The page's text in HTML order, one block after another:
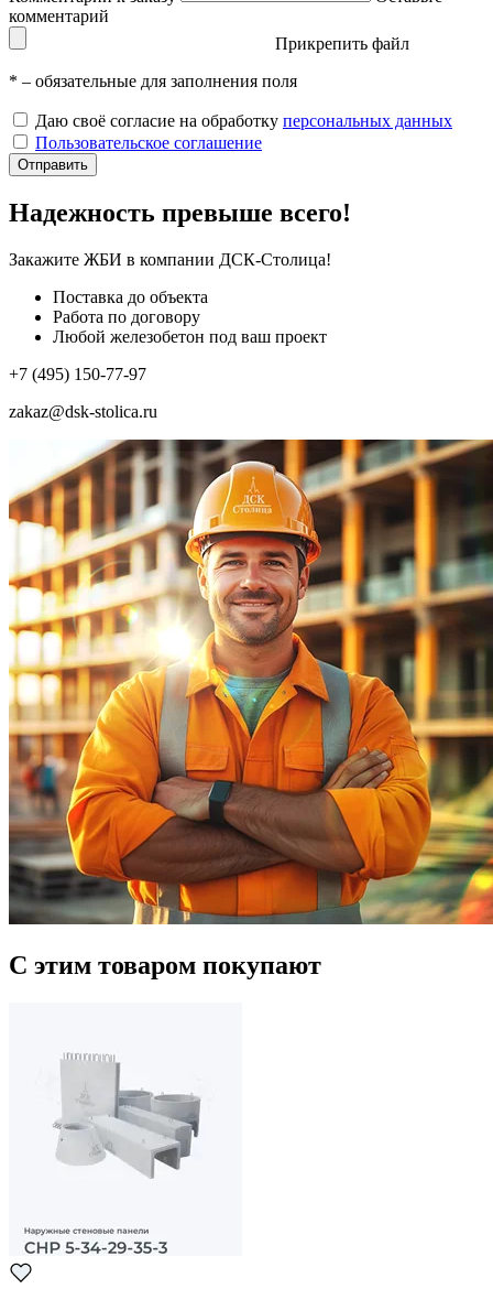
комментарий
Прикрепить файл
* – обязательные для заполнения поля
Даю своё согласие на обработку персональных данных
Пользовательское соглашение
Отправить
Надежность превыше всего!
Закажите ЖБИ в компании ДСК-Столица!
Поставка до объекта
Работа по договору
Любой железобетон под ваш проект
+7 (495) 150-77-97
zakaz@dsk-stolica.ru
С этим товаром покупают